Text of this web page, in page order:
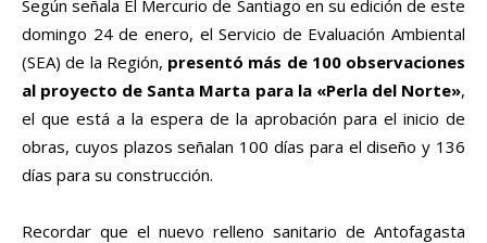
Según señala El Mercurio de Santiago en su edición de este
domingo 24 de enero, el Servicio de Evaluación Ambiental
(SEA) de la Región, presentó más de 100 observaciones
al proyecto de Santa Marta para la «Perla del Norte»,
el que está a la espera de la aprobación para el inicio de
obras, cuyos plazos señalan 100 días para el diseño y 136
días para su construcción.
Recordar que el nuevo relleno sanitario de Antofagasta